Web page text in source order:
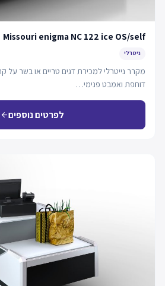
Missouri enigma NC 122 ice OS/self
ניטרלי
מקרר נייטרלי למכירת דגים טריים או בשר על
דוחפת ואמבט פנימי…
לפרטים נוספיםarrow_back